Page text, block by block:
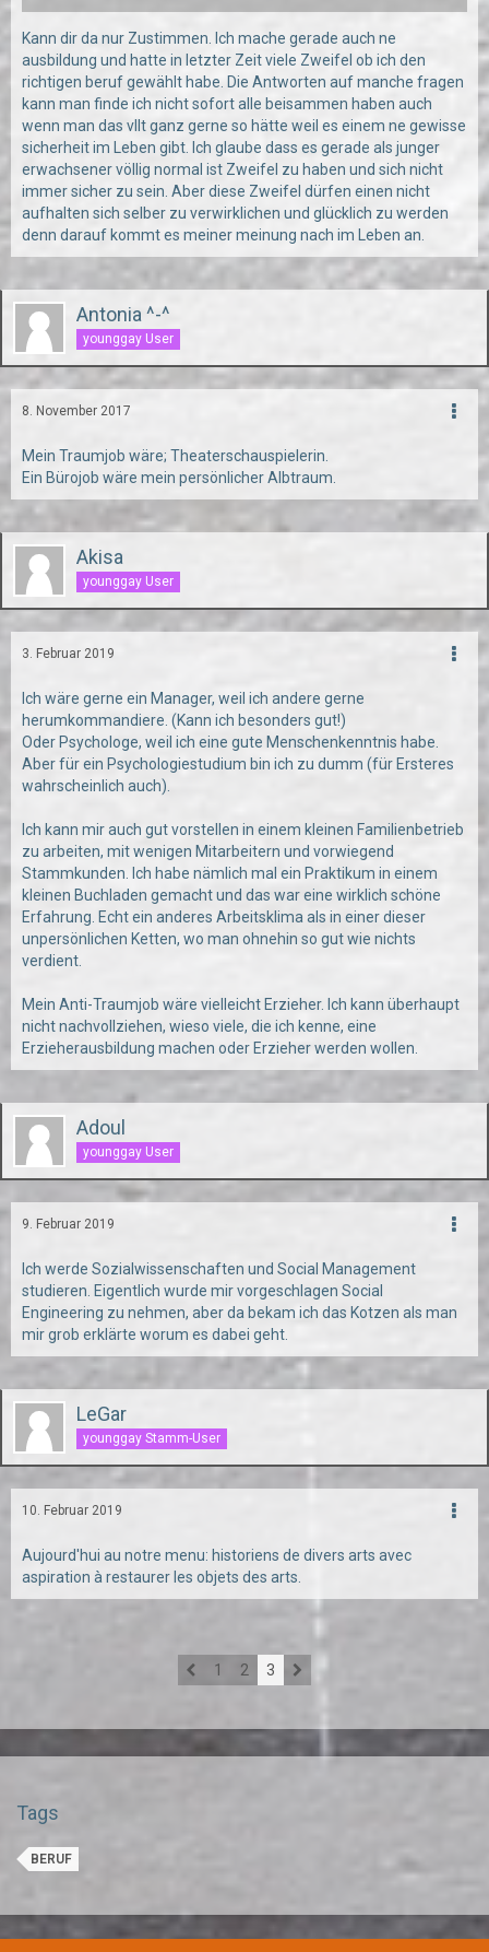
Kann dir da nur Zustimmen. Ich mache gerade auch ne
ausbildung und hatte in letzter Zeit viele Zweifel ob ich den
richtigen beruf gewählt habe. Die Antworten auf manche fragen
kann man finde ich nicht sofort alle beisammen haben auch
wenn man das vllt ganz gerne so hätte weil es einem ne gewisse
sicherheit im Leben gibt. Ich glaube dass es gerade als junger
erwachsener völlig normal ist Zweifel zu haben und sich nicht
immer sicher zu sein. Aber diese Zweifel dürfen einen nicht
aufhalten sich selber zu verwirklichen und glücklich zu werden
denn darauf kommt es meiner meinung nach im Leben an.
Antonia ^-^
younggay User
8. November 2017
Mein Traumjob wäre; Theaterschauspielerin.
Ein Bürojob wäre mein persönlicher Albtraum.
Akisa
younggay User
3. Februar 2019
Ich wäre gerne ein Manager, weil ich andere gerne
herumkommandiere. (Kann ich besonders gut!)
Oder Psychologe, weil ich eine gute Menschenkenntnis habe.
Aber für ein Psychologiestudium bin ich zu dumm (für Ersteres
wahrscheinlich auch).
Ich kann mir auch gut vorstellen in einem kleinen Familienbetrieb
zu arbeiten, mit wenigen Mitarbeitern und vorwiegend
Stammkunden. Ich habe nämlich mal ein Praktikum in einem
kleinen Buchladen gemacht und das war eine wirklich schöne
Erfahrung. Echt ein anderes Arbeitsklima als in einer dieser
unpersönlichen Ketten, wo man ohnehin so gut wie nichts
verdient.
Mein Anti-Traumjob wäre vielleicht Erzieher. Ich kann überhaupt
nicht nachvollziehen, wieso viele, die ich kenne, eine
Erzieherausbildung machen oder Erzieher werden wollen.
Adoul
younggay User
9. Februar 2019
Ich werde Sozialwissenschaften und Social Management
studieren. Eigentlich wurde mir vorgeschlagen Social
Engineering zu nehmen, aber da bekam ich das Kotzen als man
mir grob erklärte worum es dabei geht.
LeGar
younggay Stamm-User
10. Februar 2019
Aujourd'hui au notre menu: historiens de divers arts avec
aspiration à restaurer les objets des arts.
1 2 3
Tags
BERUF